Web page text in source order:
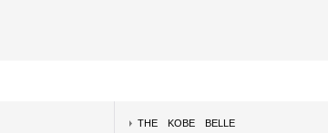
THE KOBE BELLE